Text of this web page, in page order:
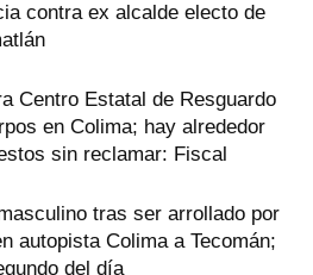
contra ex alcalde electo de
Centro Estatal de Resguardo
en Colima; hay alrededor
sin reclamar: Fiscal
tras ser arrollado por
autopista Colima a Tecomán;
del día